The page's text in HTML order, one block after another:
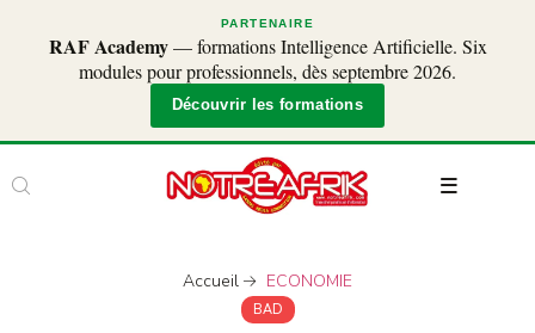
PARTENAIRE
RAF Academy— formations Intelligence Artificielle. Six
modules pour professionnels, dès septembre 2026.
Découvrir les formations
Accueil ECONOMIE
BAD